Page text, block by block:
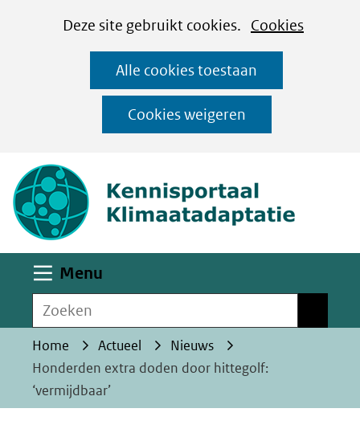
CookiesDeze site gebruikt cookies. Cookies
op
deze
website
worden
toegestaan
geweigerd.
Alle cookies toestaan
Cookies weigeren
Ga
naar
de
inhoud
Menu
Zoeken
Home Actueel
Nieuws
Honderden extra doden door hittegolf:
‘vermijdbaar’